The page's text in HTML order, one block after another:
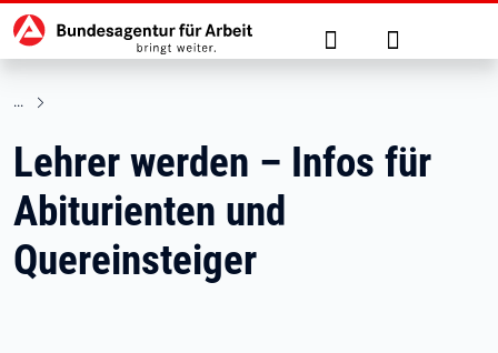
zu den Hauptinhalten springen
Hauptnavigation Suche Anmelden
Lehrer werden – Infos für
Abiturienten und
Quereinsteiger